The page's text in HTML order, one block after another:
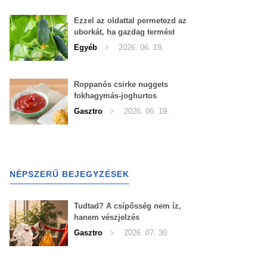
Ezzel az oldattal permetezd az
uborkát, ha gazdag termést
szeretnél begyűjteni
Egyéb 2026. 06. 19.
Roppanós csirke nuggets
fokhagymás-joghurtos
szósszal
Gasztro 2026. 06. 19.
NÉPSZERŰ BEJEGYZÉSEK
Tudtad? A csípősség nem íz,
hanem vészjelzés
Gasztro
2026. 07. 30.